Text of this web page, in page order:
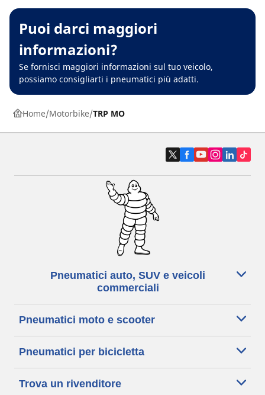
Puoi darci maggiori
informazioni?
Se fornisci maggiori informazioni sul tuo veicolo,
possiamo consigliarti i pneumatici più adatti.
Home Motorbike TRP MO
Pneumatici auto, SUV e veicoli
commerciali
Pneumatici moto e scooter
Pneumatici per bicicletta
Trova un rivenditore